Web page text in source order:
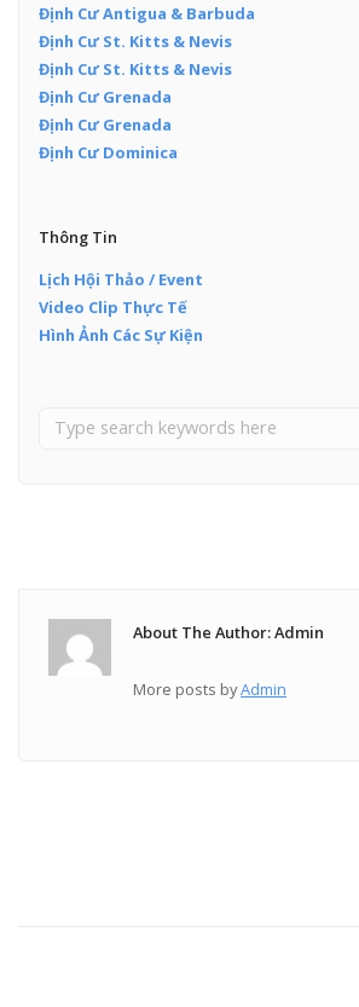
Định Cư Antigua & Barbuda
Định Cư St. Kitts & Nevis
Định Cư St. Kitts & Nevis
Định Cư Grenada
Định Cư Grenada
Định Cư Dominica
Thông Tin
Lịch Hội Thảo / Event
Video Clip Thực Tế
Hình Ảnh Các Sự Kiện
About The Author: Admin
More posts byAdmin